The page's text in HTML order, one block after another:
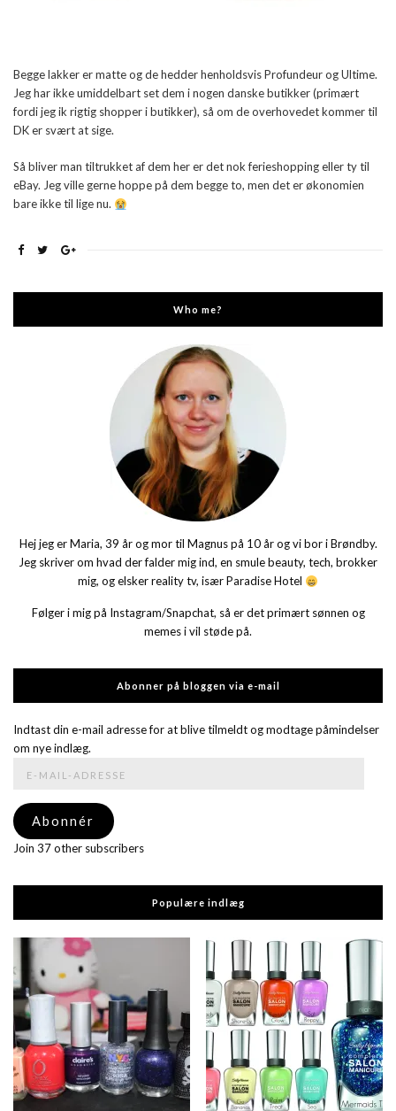
Begge lakker er matte og de hedder henholdsvis Profundeur og Ultime.
Jeg har ikke umiddelbart set dem i nogen danske butikker (primært
fordi jeg ik rigtig shopper i butikker), så om de overhovedet kommer til
DK er svært at sige.
Så bliver man tiltrukket af dem her er det nok ferieshopping eller ty til
eBay. Jeg ville gerne hoppe på dem begge to, men det er økonomien
bare ikke til lige nu.
Who me?
Hej jeg er Maria, 39 år og mor til Magnus på 10 år og vi bor i Brøndby.
Jeg skriver om hvad der falder mig ind, en smule beauty, tech, brokker
mig, og elsker reality tv, især Paradise Hotel
Følger i mig på Instagram/Snapchat, så er det primært sønnen og
memes i vil støde på.
Abonner på bloggen via e-mail
Indtast din e-mail adresse for at blive tilmeldt og modtage påmindelser
om nye indlæg.
adresse
Abonnér
Join 37 other subscribers
Populære indlæg